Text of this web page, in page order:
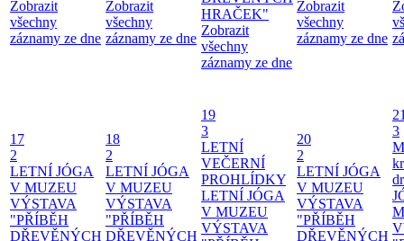
Zobrazit
všechny
záznamy ze dne
Zobrazit
všechny
záznamy ze dne
HRAČEK"
Zobrazit
všechny
záznamy ze dne
Zobrazit
všechny
záznamy ze dne
17
2
LETNÍ JÓGA
V MUZEU
VÝSTAVA
"PŘÍBĚH
DŘEVĚNÝCH
18
2
LETNÍ JÓGA
V MUZEU
VÝSTAVA
"PŘÍBĚH
DŘEVĚNÝCH
19
3
LETNÍ
VEČERNÍ
PROHLÍDKY
LETNÍ JÓGA
V MUZEU
VÝSTAVA
20
2
LETNÍ JÓGA
V MUZEU
VÝSTAVA
"PŘÍBĚH
DŘEVĚNÝCH
3